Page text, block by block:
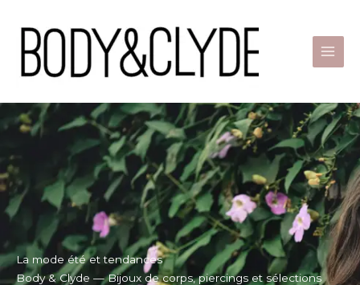
content
La mode été et tendances
Body & Clyde — Bijoux de corps, piercings et sélections